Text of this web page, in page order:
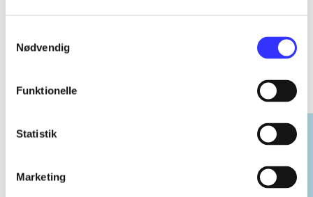
Nødvendig
Funktionelle
Statistik
Marketing
EA sports
Gå til serien